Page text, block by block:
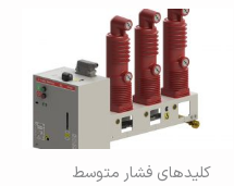
کلیدهای فشار متوسط